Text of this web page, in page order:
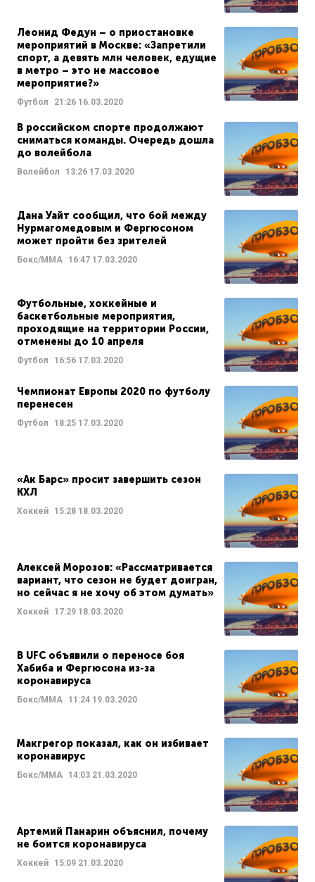
Леонид Федун – о приостановке
мероприятий в Москве: «Запретили
спорт, а девять млн человек, едущие
в метро – это не массовое
мероприятие?»
Футбол 21:26 16.03.2020
В российском спорте продолжают
сниматься команды. Очередь дошла
до волейбола
Волейбол 13:26 17.03.2020
Дана Уайт сообщил, что бой между
Нурмагомедовым и Фергюсоном
может пройти без зрителей
Бокс/ММА 16:47 17.03.2020
Футбольные, хоккейные и
баскетбольные мероприятия,
проходящие на территории России,
отменены до 10 апреля
Футбол 16:56 17.03.2020
Чемпионат Европы 2020 по футболу
перенесен
Футбол 18:25 17.03.2020
«Ак Барс» просит завершить сезон
КХЛ
Хоккей 15:28 18.03.2020
Алексей Морозов: «Рассматривается
вариант, что сезон не будет доигран,
но сейчас я не хочу об этом думать»
Хоккей 17:29 18.03.2020
В UFC объявили о переносе боя
Хабиба и Фергюсона из-за
коронавируса
Бокс/ММА 11:24 19.03.2020
Макгрегор показал, как он избивает
коронавирус
Бокс/ММА 14:03 21.03.2020
Артемий Панарин объяснил, почему
не боится коронавируса
Хоккей 15:09 21.03.2020